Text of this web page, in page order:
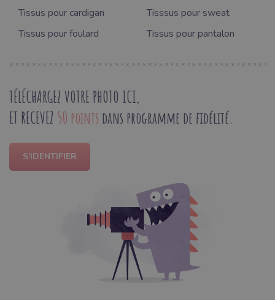
Tissus pour cardigan
Tisssus pour sweat
Tissus pour foulard
Tissus pour pantalon
TÉLÉCHARGEZ VOTRE PHOTO ICI,
ET RECEVEZ 50 points dans programme de fidélité.
S'IDENTIFIER